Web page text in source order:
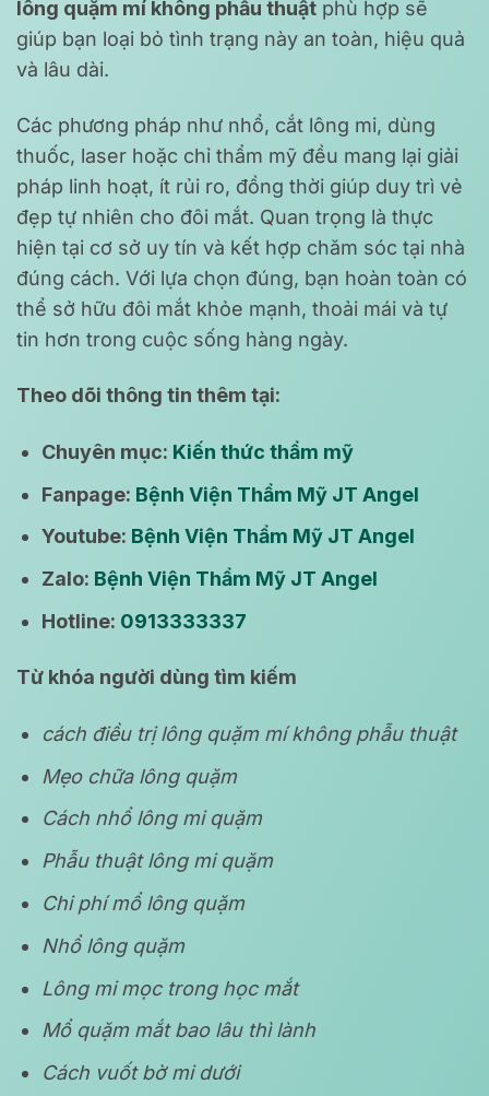
lông quặm mí không phẫu thuật phù hợp sẽ
giúp bạn loại bỏ tình trạng này an toàn, hiệu quả
và lâu dài.
Các phương pháp như nhổ, cắt lông mi, dùng
thuốc, laser hoặc chỉ thẩm mỹ đều mang lại giải
pháp linh hoạt, ít rủi ro, đồng thời giúp duy trì vẻ
đẹp tự nhiên cho đôi mắt. Quan trọng là thực
hiện tại cơ sở uy tín và kết hợp chăm sóc tại nhà
đúng cách. Với lựa chọn đúng, bạn hoàn toàn có
thể sở hữu đôi mắt khỏe mạnh, thoải mái và tự
tin hơn trong cuộc sống hàng ngày.
Theo dõi thông tin thêm tại:
Chuyên mục: Kiến thức thẩm mỹ
Fanpage: Bệnh Viện Thẩm Mỹ JT Angel
Youtube: Bệnh Viện Thẩm Mỹ JT Angel
Zalo: Bệnh Viện Thẩm Mỹ JT Angel
Hotline: 0913333337
Từ khóa người dùng tìm kiếm
cách điều trị lông quặm mí không phẫu thuật
Mẹo chữa lông quặm
Cách nhổ lông mi quặm
Phẫu thuật lông mi quặm
Chi phí mổ lông quặm
Nhổ lông quặm
Lông mi mọc trong học mắt
Mổ quặm mắt bao lâu thì lành
Cách vuốt bờ mi dưới